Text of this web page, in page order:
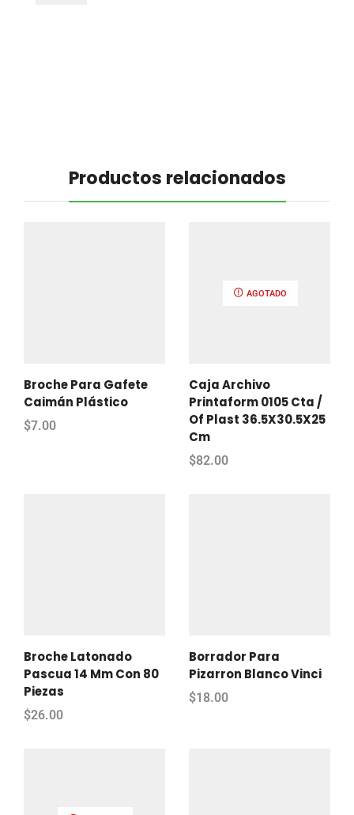
Productos relacionados
Broche Para Gafete
Caimán Plástico
$7.00
AGOTADO
Caja Archivo
Printaform 0105 Cta /
Of Plast 36.5X30.5X25
Cm
$82.00
Broche Latonado
Pascua 14 Mm Con 80
Piezas
$26.00
Borrador Para
Pizarron Blanco Vinci
$18.00